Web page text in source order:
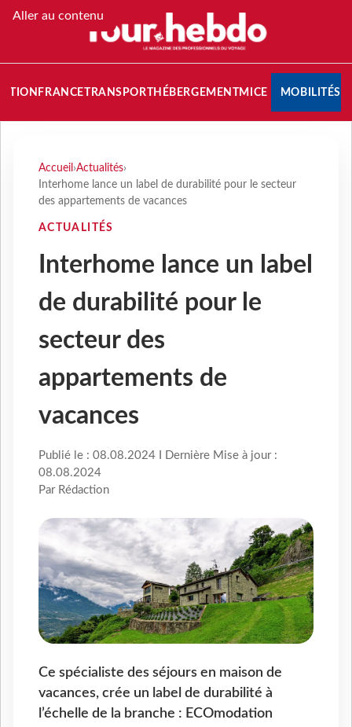
Aller au contenu
FRANCETRANSPORT HÉBERGEMENTMICE MOBILITÉS
Accueil ›Actualités›
Interhome lance un label de durabilité pour le secteur
des appartements de vacances
ACTUALITÉS
Interhome lance un label
de durabilité pour le
secteur des
appartements de
vacances
Publié le : 08.08.2024 I Dernière Mise à jour :
08.08.2024
Par Rédaction
Ce spécialiste des séjours en maison de
vacances, crée un label de durabilité à
l’échelle de la branche : ECOmodation